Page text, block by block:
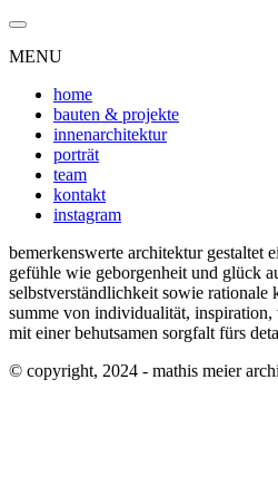
MENU
home
bauten & projekte
innenarchitektur
porträt
team
kontakt
instagram
bemerkenswerte architektur gestaltet
gefühle wie geborgenheit und glück
selbstverständlichkeit sowie
summe von individualität, inspiration,
mit einer behutsamen sorgfalt fürs
© copyright, 2024 - mathis meier